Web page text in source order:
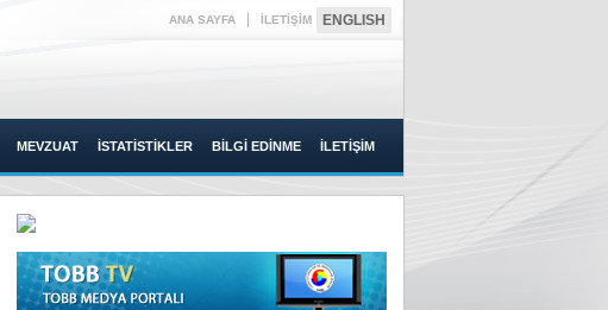
ANA SAYFA İLETİŞİM ENGLISH
MEVZUAT İSTATİSTİKLER BİLGİ EDİNME İLETİŞİM